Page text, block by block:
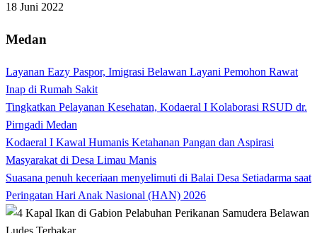
18 Juni 2022
Medan
Layanan Eazy Paspor, Imigrasi Belawan Layani Pemohon Rawat
Inap di Rumah Sakit
Tingkatkan Pelayanan Kesehatan, Kodaeral I Kolaborasi RSUD dr.
Pirngadi Medan‎
Kodaeral I Kawal Humanis Ketahanan Pangan dan Aspirasi
Masyarakat di Desa Limau Manis
Suasana penuh keceriaan menyelimuti di Balai Desa Setiadarma saat
Peringatan Hari Anak Nasional (HAN) 2026